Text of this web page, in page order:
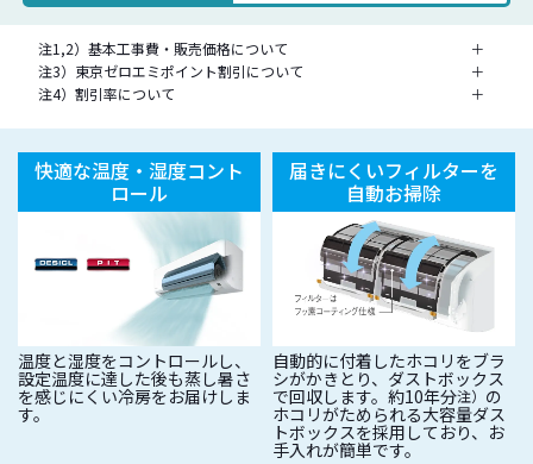
注1,2）基本工事費・販売価格について
＋
注3）東京ゼロエミポイント割引について
＋
注4）割引率について
＋
快適な温度・湿度コント
ロール
温度と湿度をコントロールし、
設定温度に達した後も蒸し暑さ
を感じにくい冷房をお届けしま
す。
届きにくいフィルターを
自動お掃除
自動的に付着したホコリをブラ
シがかきとり、ダストボックス
で回収します。約10年分注） の
ホコリがためられる大容量ダス
トボックスを採用しており、お
手入れが簡単です。